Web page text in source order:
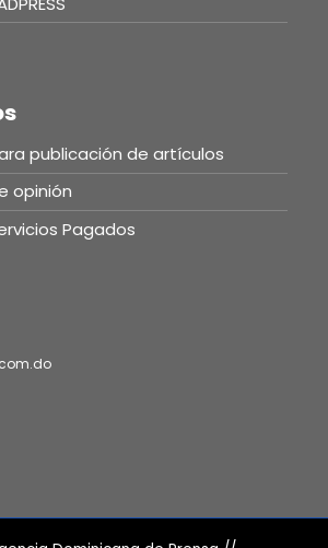
publicación de artículos
opinión
Pagados